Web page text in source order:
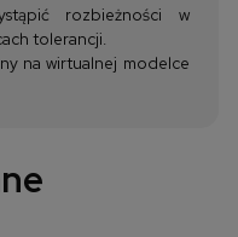
rozbieżności w
tolerancji.
na wirtualnej modelce